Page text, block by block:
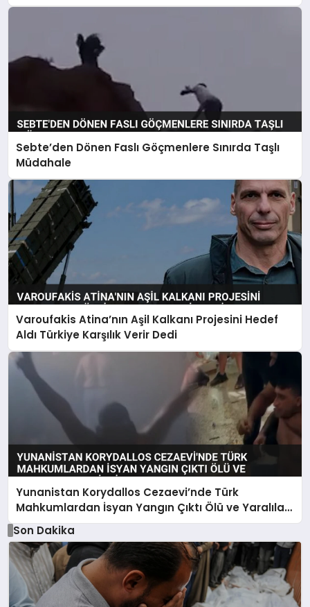
Karşıya
Sebte’den Dönen Faslı Göçmenlere Sınırda Taşlı
Müdahale
Varoufakis Atina’nın Aşil Kalkanı Projesini Hedef
Aldı Türkiye Karşılık Verir Dedi
Yunanistan Korydallos Cezaevi’nde Türk
Mahkumlardan İsyan Yangın Çıktı Ölü ve Yaralılar
Var İddiası
Son Dakika